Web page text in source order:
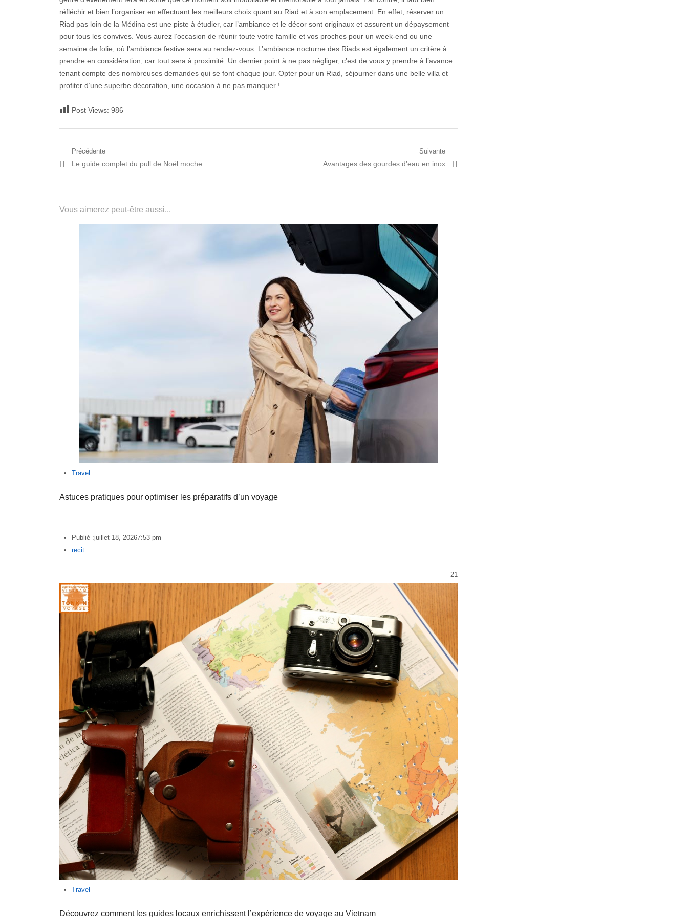
réfléchir et bien l’organiser en effectuant les meilleurs choix quant au Riad et à son emplacement. En effet, réserver un
Riad pas loin de la Médina est une piste à étudier, car l’ambiance et le décor sont originaux et assurent un dépaysement
pour tous les convives. Vous aurez l’occasion de réunir toute votre famille et vos proches pour un week-end ou une
semaine de folie, où l’ambiance festive sera au rendez-vous. L’ambiance nocturne des Riads est également un critère à
prendre en considération, car tout sera à proximité. Un dernier point à ne pas négliger, c’est de vous y prendre à l’avance
tenant compte des nombreuses demandes qui se font chaque jour. Opter pour un Riad, séjourner dans une belle villa et
profiter d’une superbe décoration, une occasion à ne pas manquer !
Post Views: 986
Navigation
l’article
Précédente
Post
Le guide complet du pull de Noël moche
Suivante
Prochain
Avantages des gourdes d’eau en inox
Vous aimerez peut-être aussi...
Travel
Astuces pratiques pour optimiser les préparatifs d’un voyage
…
Publié :juillet 18, 20267:53 pm
Author
recit
21
Travel
Découvrez comment les guides locaux enrichissent l’expérience de voyage au Vietnam